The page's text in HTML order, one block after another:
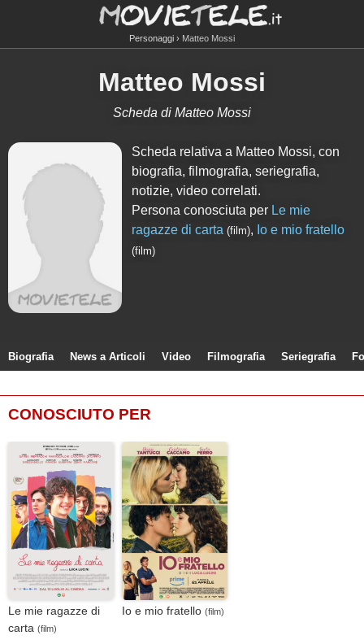
Personaggi Matteo Mossi
Matteo Mossi
Scheda di Matteo Mossi
Scheda relativa a Matteo Mossi, con
biografia, filmografia, seriegrafia,
notizie, video correlati.
Persona conosciuta per Le mie
ragazze di carta (film), Io e mio fratello
(film)
Biografia News a Articoli Video Filmografia Seriegrafia
CONOSCIUTO PER
Le mie ragazze di
carta (film)
Io e mio fratello (film)